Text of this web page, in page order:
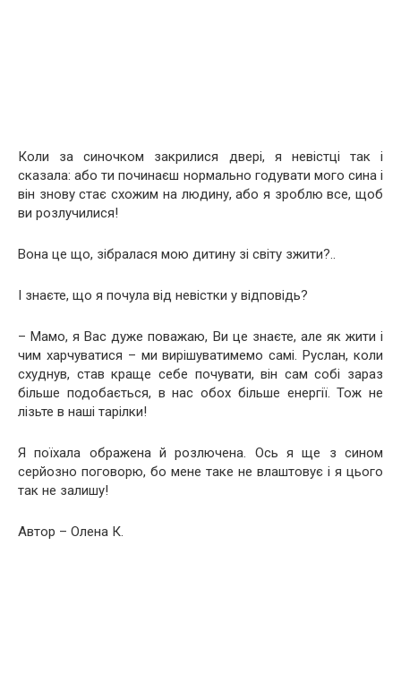
Коли за синочком закрилися двері, я невістці так і
сказала: або ти починаєш нормально годувати мого сина і
він знову стає схожим на людину, або я зроблю все, щоб
ви розлучилися!
Вона це що, зібралася мою дитину зі світу зжити?..
І знаєте, що я почула від невістки у відповідь?
– Мамо, я Вас дуже поважаю, Ви це знаєте, але як жити і
чим харчуватися – ми вирішуватимемо самі. Руслан, коли
схуднув, став краще себе почувати, він сам собі зараз
більше подобається, в нас обох більше енергії. Тож не
лізьте в наші тарілки!
Я поїхала ображена й розлючена. Ось я ще з сином
серйозно поговорю, бо мене таке не влаштовує і я цього
так не залишу!
Автор – Олена К.